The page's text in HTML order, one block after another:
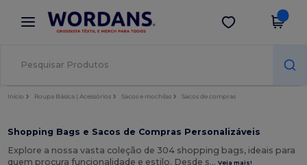
× App Wordans
Melhores preços na app!
Obter app
Início Roupa Básica | Acessórios Sacos e mochilas Sacos de compras
Shopping Bags e Sacos de Compras Personalizáveis
Explore a nossa vasta coleção de 304 shopping bags, ideais para
quem procura funcionalidade e estilo. Desde s…Veja mais!